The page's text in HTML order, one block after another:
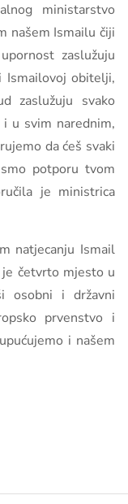
ministarstvo
našem Ismailu čiji
zaslužuju
Ismailovoj obitelji,
zaslužuju svako
u svim narednim,
da ćeš svaki
potporu tvom
je ministrica
natjecanju Ismail
četvrto mjesto u
osobni i državni
prvenstvo i
i našem